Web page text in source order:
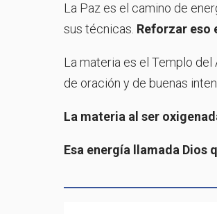
La Paz es el camino de
sus técnicas. Reforzar eso
La materia es el Templo
de oración y de buenas
La materia al ser
Esa energía llamada Dios